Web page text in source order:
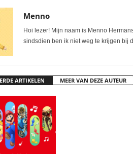
Menno
Hoi lezer! Mijn naam is Menno
sindsdien ben ik niet weg te krijgen bij
ARTIKELEN MEER VAN DEZE AUTEUR